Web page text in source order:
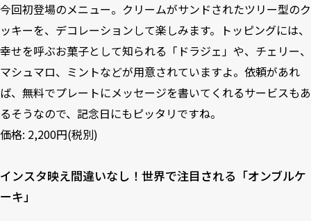
今回初登場のメニュー。クリームがサンドされたツリー型のク
ッキーを、デコレーションして楽しみます。トッピングには、
幸せを呼ぶお菓子として知られる「ドラジェ」や、チェリー、
マシュマロ、ミントなどが用意されていますよ。依頼があれ
ば、無料でプレートにメッセージを書いてくれるサービスもあ
るそうなので、記念日にもピッタリですね。
価格: 2,200円(税別)
インスタ映え間違いなし！世界で注目される「オンブルケ
ーキ」